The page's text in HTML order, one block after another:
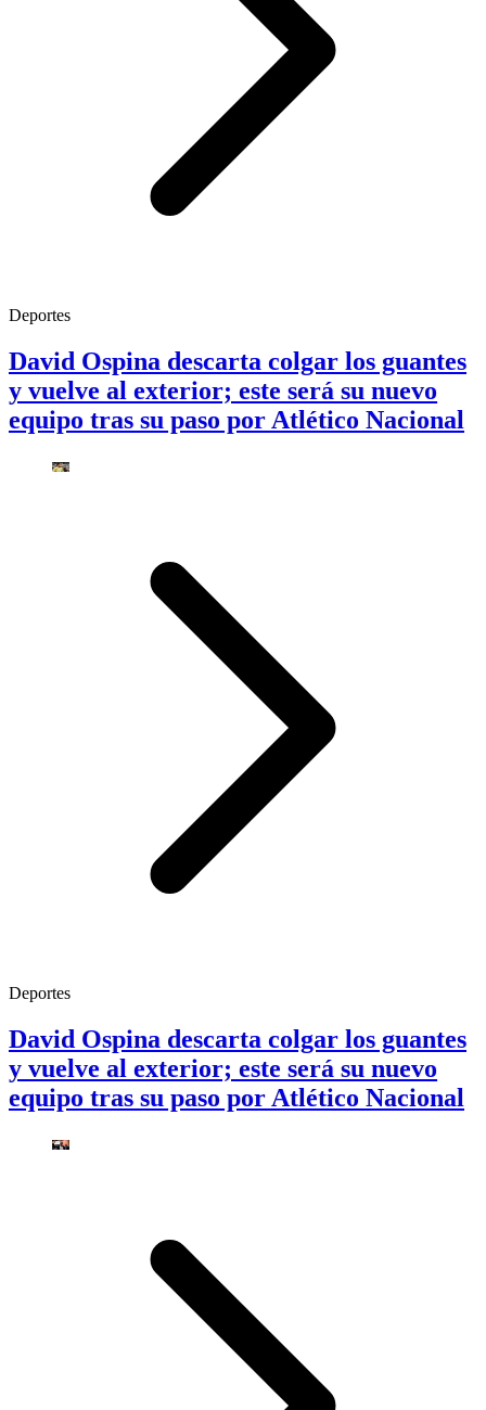
Deportes
David Ospina descarta colgar los guantes
y vuelve al exterior; este será su nuevo
equipo tras su paso por Atlético Nacional
Deportes
David Ospina descarta colgar los guantes
y vuelve al exterior; este será su nuevo
equipo tras su paso por Atlético Nacional